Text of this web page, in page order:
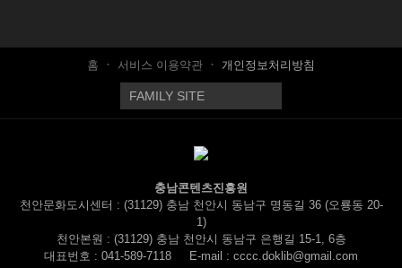
홈 서비스 이용약관 개인정보처리방침
충남콘텐츠진흥원
천안문화도시센터 : (31129) 충남 천안시 동남구 명동길 36 (오룡동 20-
1)
천안본원 : (31129) 충남 천안시 동남구 은행길 15-1, 6층
대표번호 : 041-589-7118
E-mail : cccc.doklib@gmail.com